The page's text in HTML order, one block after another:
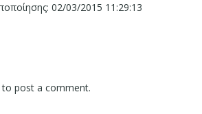
02/03/2015 11:29:13
to post a comment.